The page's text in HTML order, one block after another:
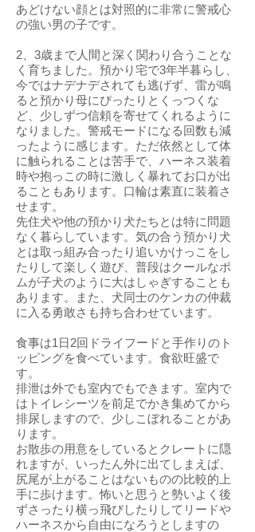
あどけない顔とは対照的に非常に警戒心
の強い男の子です。
2、3歳まで人間と深く関わり合うことな
く育ちました。預かり宅で3年半暮らし、
今ではナデナデされても逃げず、雷が鳴
ると預かり母にぴったりとくっつくな
ど、少しずつ信頼を寄せてくれるように
なりました。警戒モードになる回数も減
ったように感じます。ただ依然として体
に触られることは苦手で、ハーネス装着
時や抱っこの時に激しく暴れてお口が出
ることもあります。口輪は素直に装着さ
せます。
先住犬や他の預かり犬たちとは特に問題
なく暮らしています。気の合う預かり犬
とは取っ組み合ったり追いかけっこをし
たりして楽しく遊び、普段はクールなポ
ムが子犬のように大はしゃぎすることも
あります。また、犬同士のケンカの仲裁
に入る勇敢さも持ち合わせています。
食事は1日2回ドライフードと手作りのト
ッピングを食べています。食欲旺盛で
す。
排泄は外でも室内でもできます。室内で
はトイレシーツを前足でかき集めてから
排尿しますので、少しこぼれることがあ
ります。
お散歩の用意をしているとクレートに隠
れますが、いったん外に出てしまえば、
尻尾が上がることはないものの比較的上
手に歩けます。怖いと思うと勢いよく後
ずさったり横っ飛びしたりしてリードや
ハーネスから自由になろうとしますの